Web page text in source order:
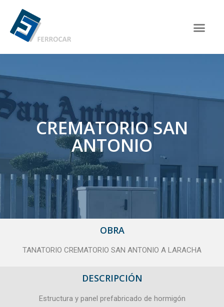
CREMATORIO SAN
ANTONIO
OBRA
TANATORIO CREMATORIO SAN ANTONIO A LARACHA
DESCRIPCIÓN
Estructura y panel prefabricado de hormigón